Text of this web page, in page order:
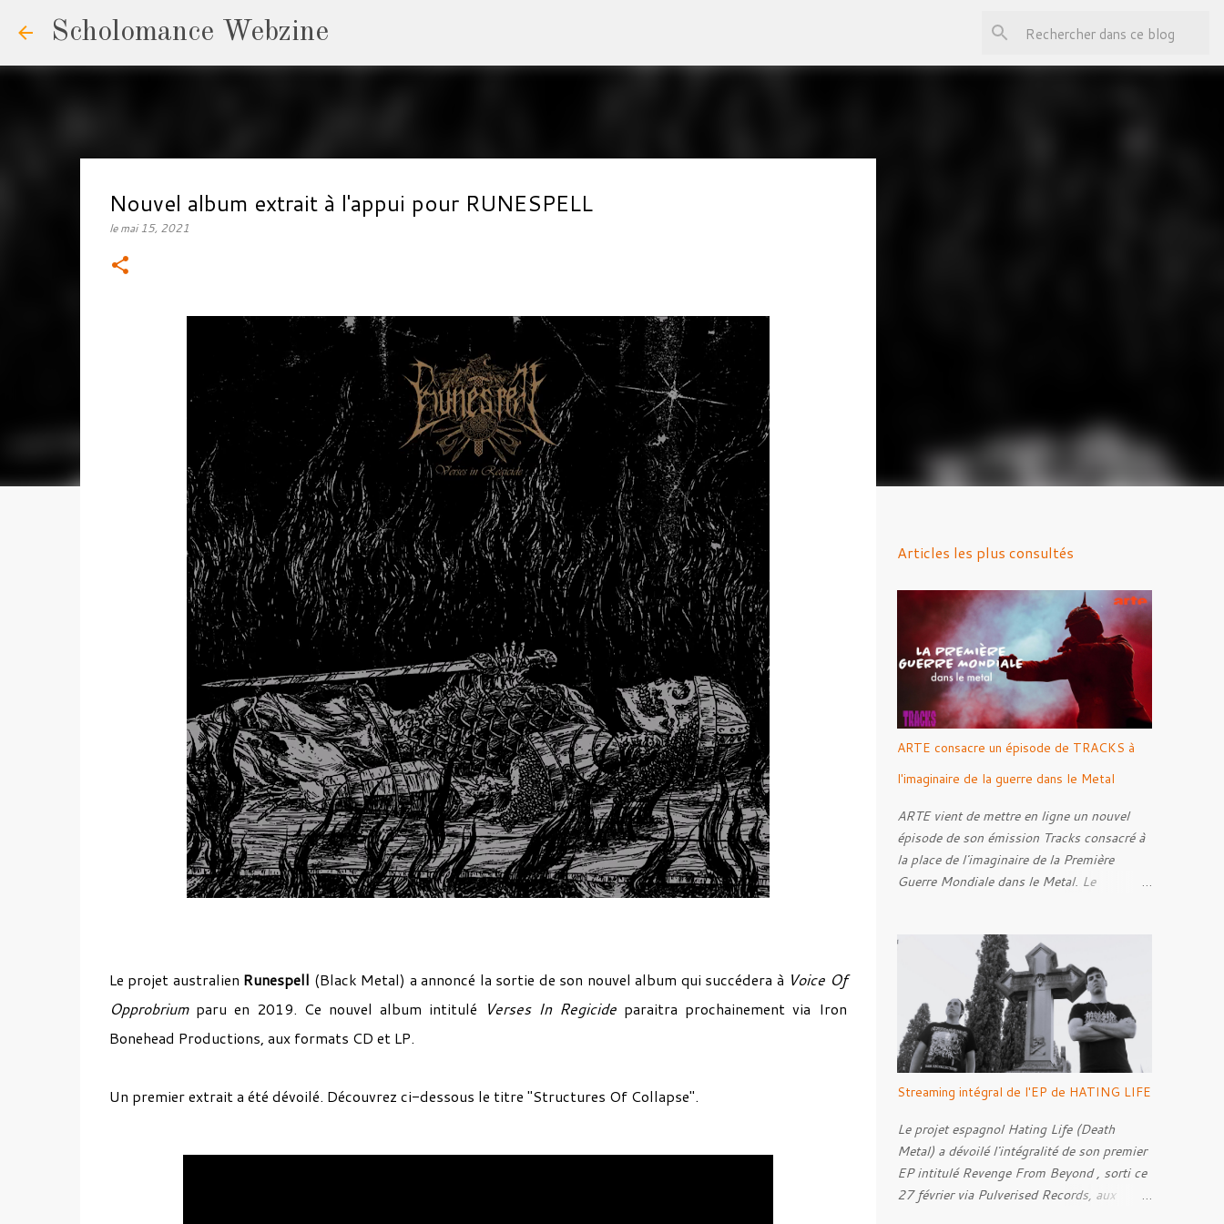
Scholomance Webzine
Nouvel album extrait à l'appui pour RUNESPELL
lemai 15, 2021
Le projet australien Runespell (Black Metal) a annoncé la sortie de son nouvel album qui succédera à Voice Of
Opprobriumparu en 2019. Ce nouvel album intitulé Verses In Regicide paraitra prochainement via Iron
Bonehead Productions, aux formats CD et LP.
Un premier extrait a été dévoilé. Découvrez ci-dessous le titre "Structures Of Collapse".
Articles les plus consultés
ARTE consacre un épisode de TRACKS à
l'imaginaire de la guerre dans le Metal
ARTE vient de mettre en ligne un nouvel
épisode de son émission Tracks consacré à
la place de l'imaginaire de la Première
Guerre Mondiale dans le Metal. Le
s'empare des représentations de la Grande
Guerre, entre démarche mémorielle, regard
critique et fascination pour ses symboles.
Pour alimenter cette réflexion, Tracks est
allé à la rencontre de Noise ( Kanonenfieber
) et de Dmytro Kumar ( 1914 ), qui
reviennent sur leur intérêt pour la Première
Guerre mondiale. Le documentaire donne
également la parole au producteur Kristian
"Kohle" Kohlmannslehner, collaborateur de
1914 , ainsi qu'à l'historien Ralf Raths,
directeur du Musée allemand des blindés de
Streaming intégral de l'EP de HATING LIFE
Le projet espagnol Hating Life (Death
Metal) a dévoilé l'intégralité de son premier
EP intitulé Revenge From Beyond , sorti ce
27 février via Pulverised Records, aux